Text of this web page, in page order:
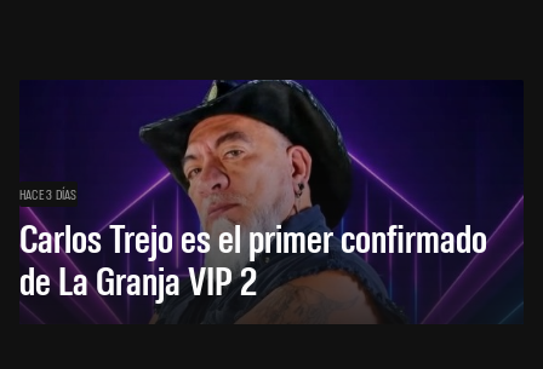
HACE 3 DÍAS
Carlos Trejo es el primer confirmado
de La Granja VIP 2